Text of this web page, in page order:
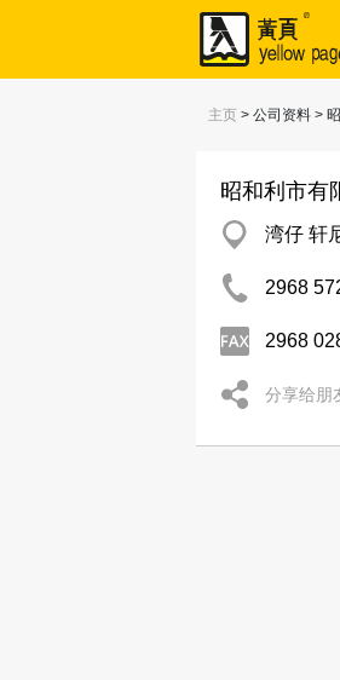
主页 > 公司资料 >
昭和利市有
湾仔 轩
2968
2968
分享给朋